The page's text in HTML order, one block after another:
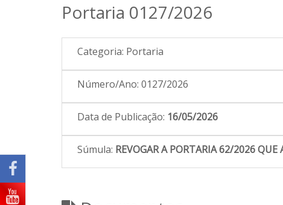
Portaria 0127/2026
Categoria: Portaria
Número/Ano: 0127/2026
Data de Publicação: 16/05/2026
Súmula: REVOGAR A PORTARIA 62/2026 QUE